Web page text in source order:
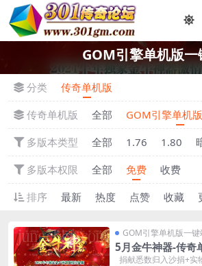
GOM引擎单机版一
分类
传奇单机版
传奇单机版
全部 GOM引擎单机
多版本类型
全部 1.76 1.80
多版本权限
全部 免费
收费
排序
最新 热度 点赞 收藏
GOM引擎单机版一键
5月金牛神器-传奇
大GM后台-炫酷
捐献悉数归入沙捐+实